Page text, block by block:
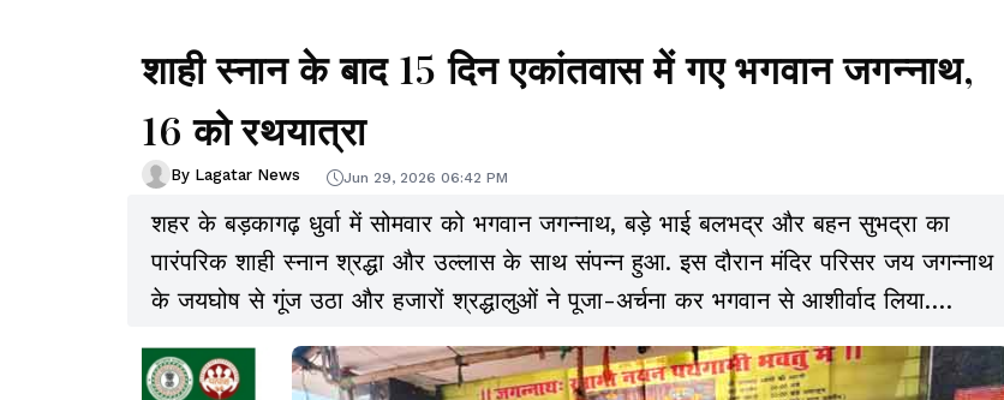
शाही स्नान के बाद 15 दिन एकांतवास में गए भगवान जगन्नाथ,
16 को रथयात्रा
By Lagatar News Jun 29, 2026 06:42 PM
शहर के बड़कागढ़ धुर्वा में सोमवार को भगवान जगन्नाथ, बड़े भाई बलभद्र और बहन सुभद्रा का
पारंपरिक शाही स्नान श्रद्धा और उल्लास के साथ संपन्न हुआ. इस दौरान मंदिर परिसर जय जगन्नाथ
के जयघोष से गूंज उठा और हजारों श्रद्धालुओं ने पूजा-अर्चना कर भगवान से आशीर्वाद लिया.
बड़कागढ़ मंदिर में मुख्य पुजारी रामेश्वर पाढ़ी ने वैदिक मंत्रोच्चार के बीच विशेष पूजा और मुख्य
अनुष्ठान संपन्न कराया.